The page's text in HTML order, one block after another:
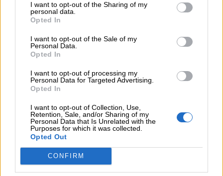
I want to opt-out of the Sharing of my
personal data.
Opted In
I want to opt-out of the Sale of my
Personal Data.
Opted In
I want to opt-out of processing my
Personal Data for Targeted Advertising.
Opted In
I want to opt-out of Collection, Use,
Retention, Sale, and/or Sharing of my
Personal Data that Is Unrelated with the
Purposes for which it was collected.
Opted Out
CONFIRM
Scheda didattica: parole con CA, CO, CU
Stampa